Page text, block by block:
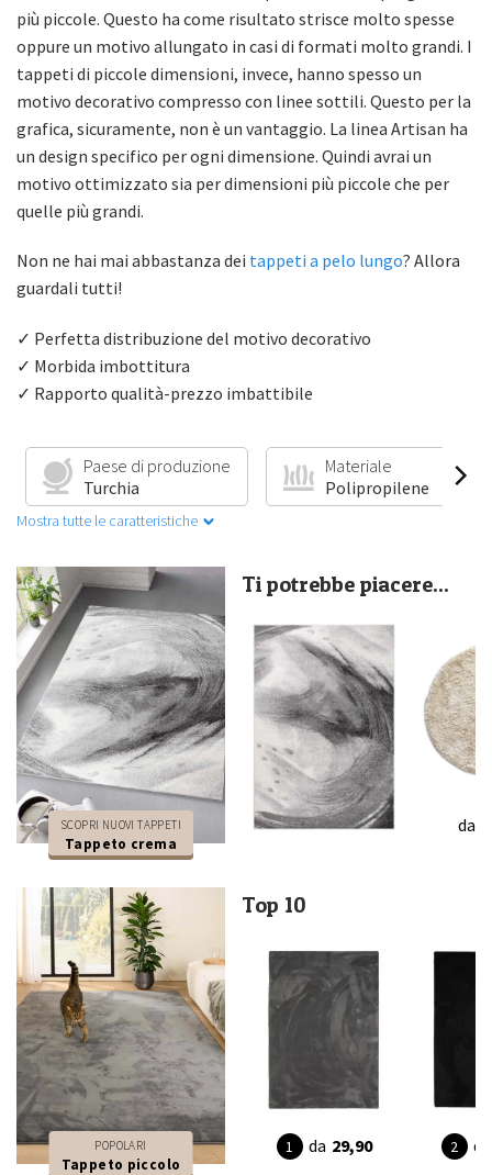
più piccole. Questo ha come risultato strisce molto spesse
oppure un motivo allungato in casi di formati molto grandi. I
tappeti di piccole dimensioni, invece, hanno spesso un
motivo decorativo compresso con linee sottili. Questo per la
grafica, sicuramente, non è un vantaggio. La linea Artisan ha
un design specifico per ogni dimensione. Quindi avrai un
motivo ottimizzato sia per dimensioni più piccole che per
quelle più grandi.
Non ne hai mai abbastanza dei tappeti a pelo lungo? Allora
guardali tutti!
✓ Perfetta distribuzione del motivo decorativo
✓ Morbida imbottitura
✓ Rapporto qualità-prezzo imbattibile
Paese di produzione
Turchia
Materiale
Polipropilene
Mostra tutte le caratteristiche
SCOPRI NUOVI TAPPETI
Tappeto crema
Ti potrebbe piacere...
da
POPOLARI
Tappeto piccolo
Top 10
da 29,90 da